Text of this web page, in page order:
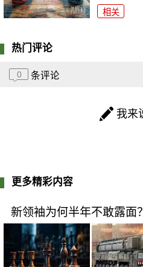
相关
热门评论
0 条评论
我来
更多精彩内容
新领袖为何半年不敢露面